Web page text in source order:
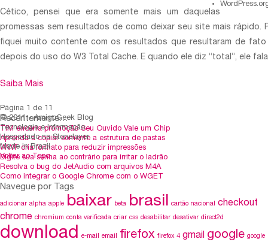
Cético, pensei que era somente mais um daquelas
promessas sem resultados de como deixar seu site mais rápido.
fiquei muito contente com os resultados que resultaram de fato
depois do uso do W3 Total Cache. E quando ele diz “total”, ele
Saiba Mais
Página 1 de 1 1
Recentemente…
TIM encerra promoção Seu Ouvido Vale um Chip
Aprenda a copiar somente a estrutura de pastas
WWF cria formato para reduzir impressões
Digite sua senha ao contrário para irritar o ladrão
Resolva o bug do JetAudio com arquivos M4A
Como integrar o Google Chrome com o WGET
Navegue por Tags
adicionar alpha apple baixar beta brasil cartão nacional
checkout
chrome chromium conta verificada criar css desabilitar desativar direct2d
download e-mail email firefox firefox 4 gmail google google
© 2011 - AmigoGeek Blog
Tecnologia e Informação
Hospedado na Stonelayer
Made in Brazil
Voltar ao Topo